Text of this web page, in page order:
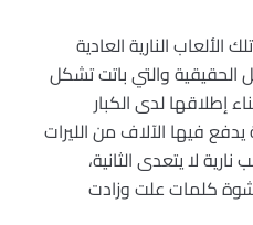
النارية العادية
الحقيقية والتي باتت تشكل
إطلاقها لدى الكبار
فيها الآلاف من الليرات
لا يتعدى الثانية،
كلمات علت وزادت